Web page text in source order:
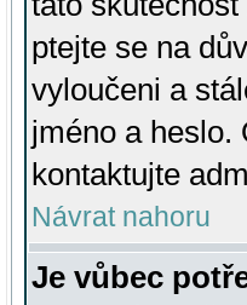
ptejte se na
vyloučeni a
jméno a heslo.
kontaktujte
Návrat nahoru
Je vůbec